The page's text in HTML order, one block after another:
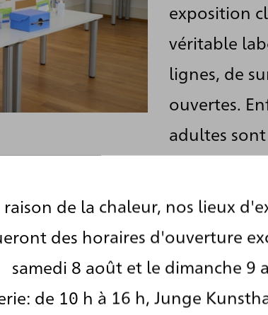
exposition
véritable
lignes, de
ouvertes.
adultes sont
activement
de
le crayon
propres
exposées
raison de la chaleur, nos lieux
des horaires d'ouverture
samedi 8 août et le dimanche 9
de 10 h à 16 h, Junge